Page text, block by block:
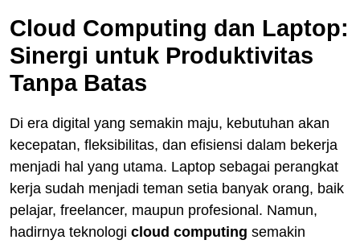
Cloud Computing dan Laptop:
Sinergi untuk Produktivitas
Tanpa Batas
Di era digital yang semakin maju, kebutuhan akan
kecepatan, fleksibilitas, dan efisiensi dalam bekerja
menjadi hal yang utama. Laptop sebagai perangkat
kerja sudah menjadi teman setia banyak orang, baik
pelajar, freelancer, maupun profesional. Namun,
hadirnya teknologi cloud computing semakin